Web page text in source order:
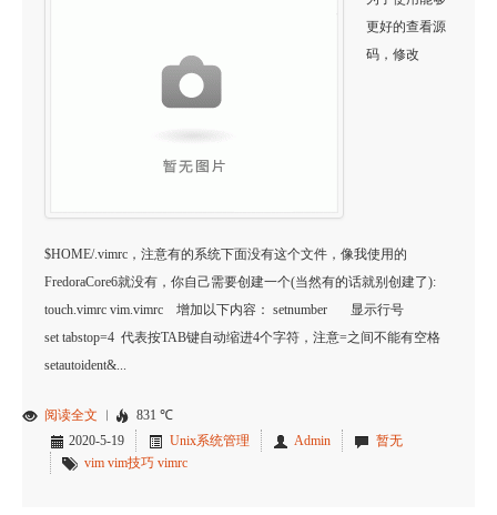
更好的查看源
码，修改
$HOME/.vimrc，注意有的系统下面没有这个文件，像我使用的
FredoraCore6就没有，你自己需要创建一个(当然有的话就别创建了):
touch.vimrc vim.vimrc 增加以下内容： setnumber 显示行号
set tabstop=4 代表按TAB键自动缩进4个字符，注意=之间不能有空格
setautoident&...
阅读全文 ︱
831 ℃
2020-5-19
Unix系统管理 Admin
暂无
vim vim技巧 vimrc